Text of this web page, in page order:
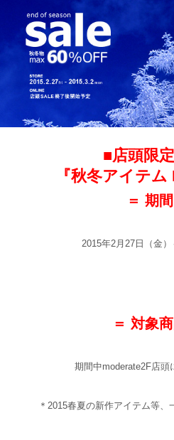
■店頭限
『秋冬アイテム
＝ 期
2015年2月27日（金）
＝ 対象
期間中moderate2F店頭
＊2015春夏の新作アイテム等、